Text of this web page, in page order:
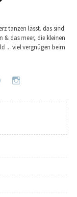
tanzen lässt. das sind
& das meer, die kleinen
... viel vergnügen beim